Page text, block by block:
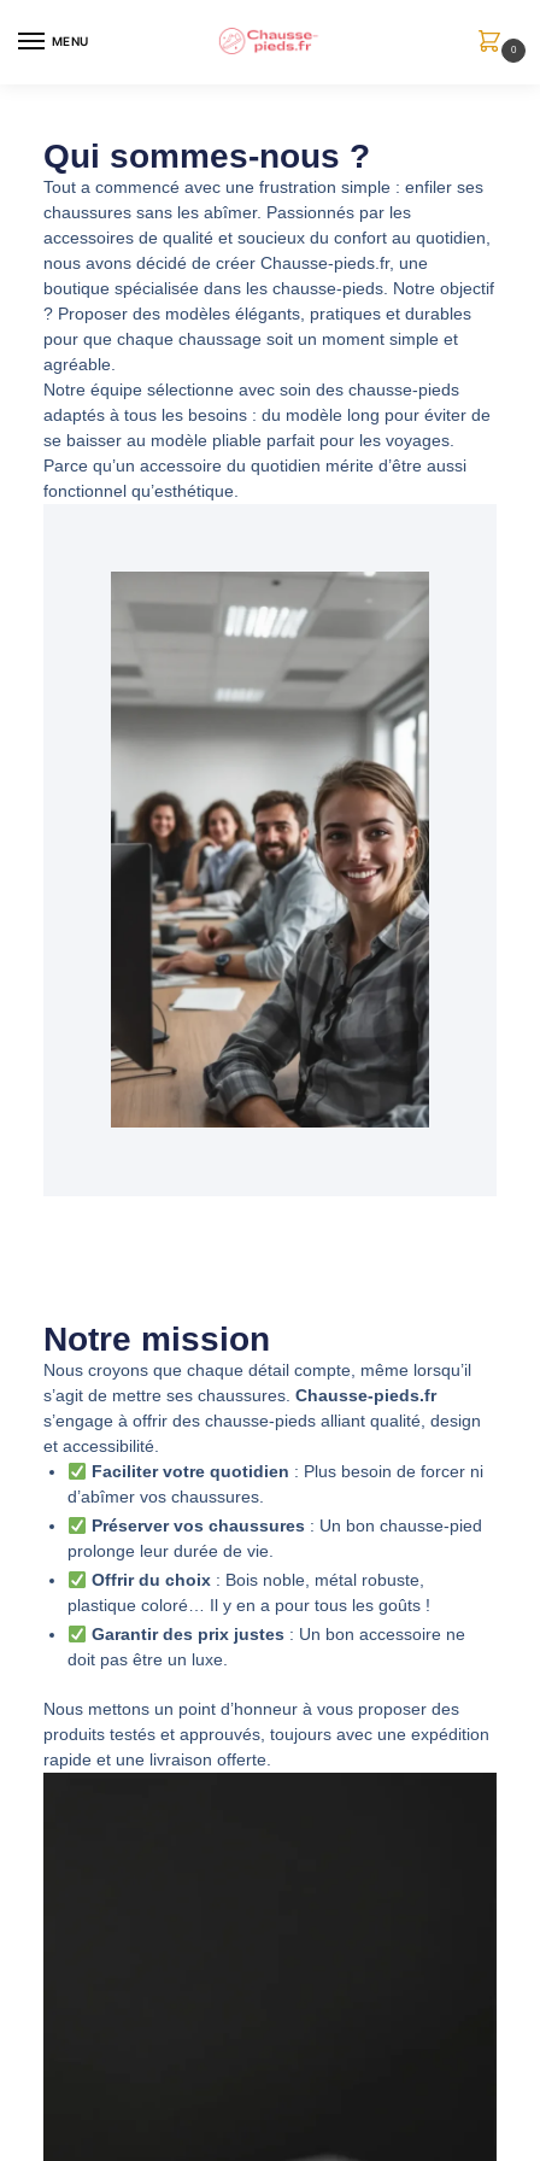
MENU
0
Qui sommes-nous ?
Tout a commencé avec une frustration simple : enfiler ses
chaussures sans les abîmer. Passionnés par les
accessoires de qualité et soucieux du confort au quotidien,
nous avons décidé de créer Chausse-pieds.fr, une
boutique spécialisée dans les chausse-pieds. Notre objectif
? Proposer des modèles élégants, pratiques et durables
pour que chaque chaussage soit un moment simple et
agréable.
Notre équipe sélectionne avec soin des chausse-pieds
adaptés à tous les besoins : du modèle long pour éviter de
se baisser au modèle pliable parfait pour les voyages.
Parce qu’un accessoire du quotidien mérite d’être aussi
fonctionnel qu’esthétique.
Notre mission
Nous croyons que chaque détail compte, même lorsqu’il
s’agit de mettre ses chaussures. Chausse-pieds.fr
s’engage à offrir des chausse-pieds alliant qualité, design
et accessibilité.
Faciliter votre quotidien : Plus besoin de forcer ni
d’abîmer vos chaussures.
Préserver vos chaussures : Un bon chausse-pied
prolonge leur durée de vie.
Offrir du choix: Bois noble, métal robuste,
plastique coloré… Il y en a pour tous les goûts !
Garantir des prix justes : Un bon accessoire ne
doit pas être un luxe.
Nous mettons un point d’honneur à vous proposer des
produits testés et approuvés, toujours avec une expédition
rapide et une livraison offerte.